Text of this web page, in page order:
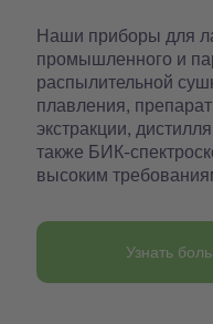
Наши приборы для
промышленного и
распылительной
плавления,
экстракции,
также БИК-
высоким
Узнать